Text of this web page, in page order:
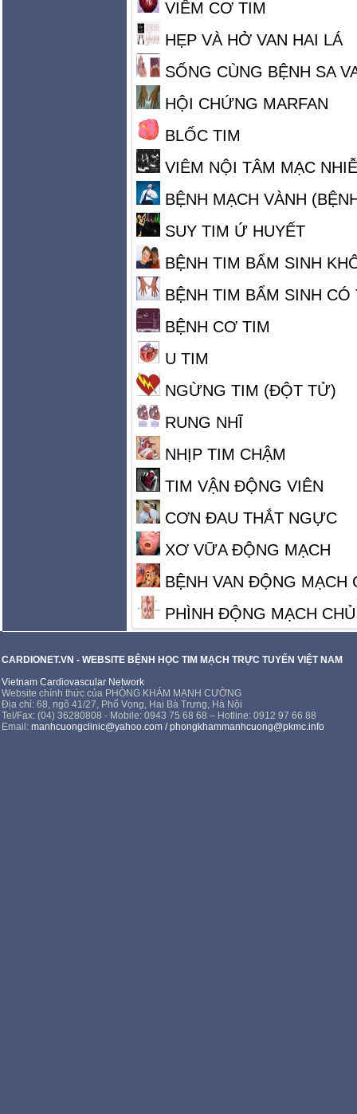
VIÊM CƠ TIM
HẸP VÀ HỞ VAN HAI LÁ
SỐNG CÙNG BỆNH SA
HỘI CHỨNG MARFAN
BLỐC TIM
VIÊM NỘI TÂM MẠC
BỆNH MẠCH VÀNH
SUY TIM Ứ HUYẾT
BỆNH TIM BẨM SINH
BỆNH TIM BẨM SINH CÓ
BỆNH CƠ TIM
U TIM
NGỪNG TIM (ĐỘT TỬ)
RUNG NHĨ
NHỊP TIM CHẬM
TIM VẬN ĐỘNG VIÊN
CƠN ĐAU THẮT NGỰC
XƠ VỮA ĐỘNG MẠCH
BỆNH VAN ĐỘNG MẠCH
PHÌNH ĐỘNG MẠCH CHỦ
CARDIONET.VN - WEBSITE BỆNH HỌC TIM MẠCH TRỰC TUYẾN VIỆT NAM
Vietnam Cardiovascular Network
Website chính thức của PHÒNG KHÁM MẠNH CƯỜNG
Địa chỉ: 68, ngõ 41/27, Phố Vọng, Hai Bà Trưng, Hà Nội
Tel/Fax: (04) 36280808 - Mobile: 0943 75 68 68 – Hotline: 0912 97 66 88
Email:manhcuongclinic@yahoo.com /phongkhammanhcuong@pkmc.info